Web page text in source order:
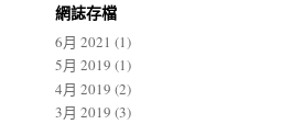
網誌存檔
6月 2021 (1)
5月 2019 (1)
4月 2019 (2)
3月 2019 (3)